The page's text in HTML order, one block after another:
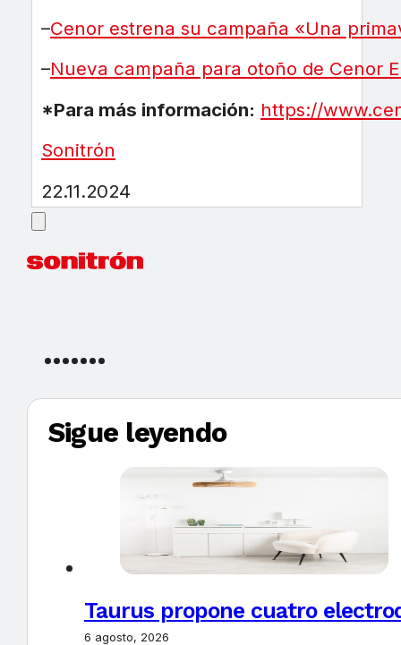
–Cenor estrena su campaña «Una
–Nueva campaña para otoño de Cenor
*Para más información: https://
Sonitrón
22.11.2024
Sigue leyendo
Taurus propone cuatro
6 agosto, 2026